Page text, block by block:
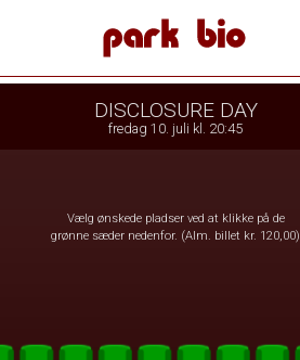
DISCLOSURE DAY
fredag 10. juli kl. 20:45
Vælg ønskede pladser ved at klikke på de
grønne sæder nedenfor. (Alm. billet kr. 120,00)
front05-temp 090335